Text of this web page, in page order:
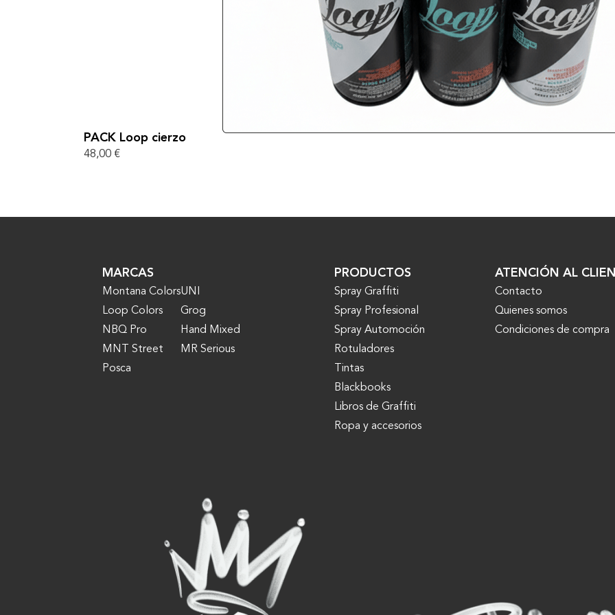
VER MÁS
PACK Loop cierzo
48,00 €
MARCAS
Montana Colors
Loop Colors
NBQ Pro
MNT Street
Posca
UNI
Grog
Hand Mixed
MR Serious
PRODUCTOS
Spray Graffiti
Spray Profesional
Spray Automoción
Rotuladores
Tintas
Blackbooks
Libros de Graffiti
Ropa y accesorios
ATENCIÓN AL
Contacto
Quienes somos
Condiciones de compra